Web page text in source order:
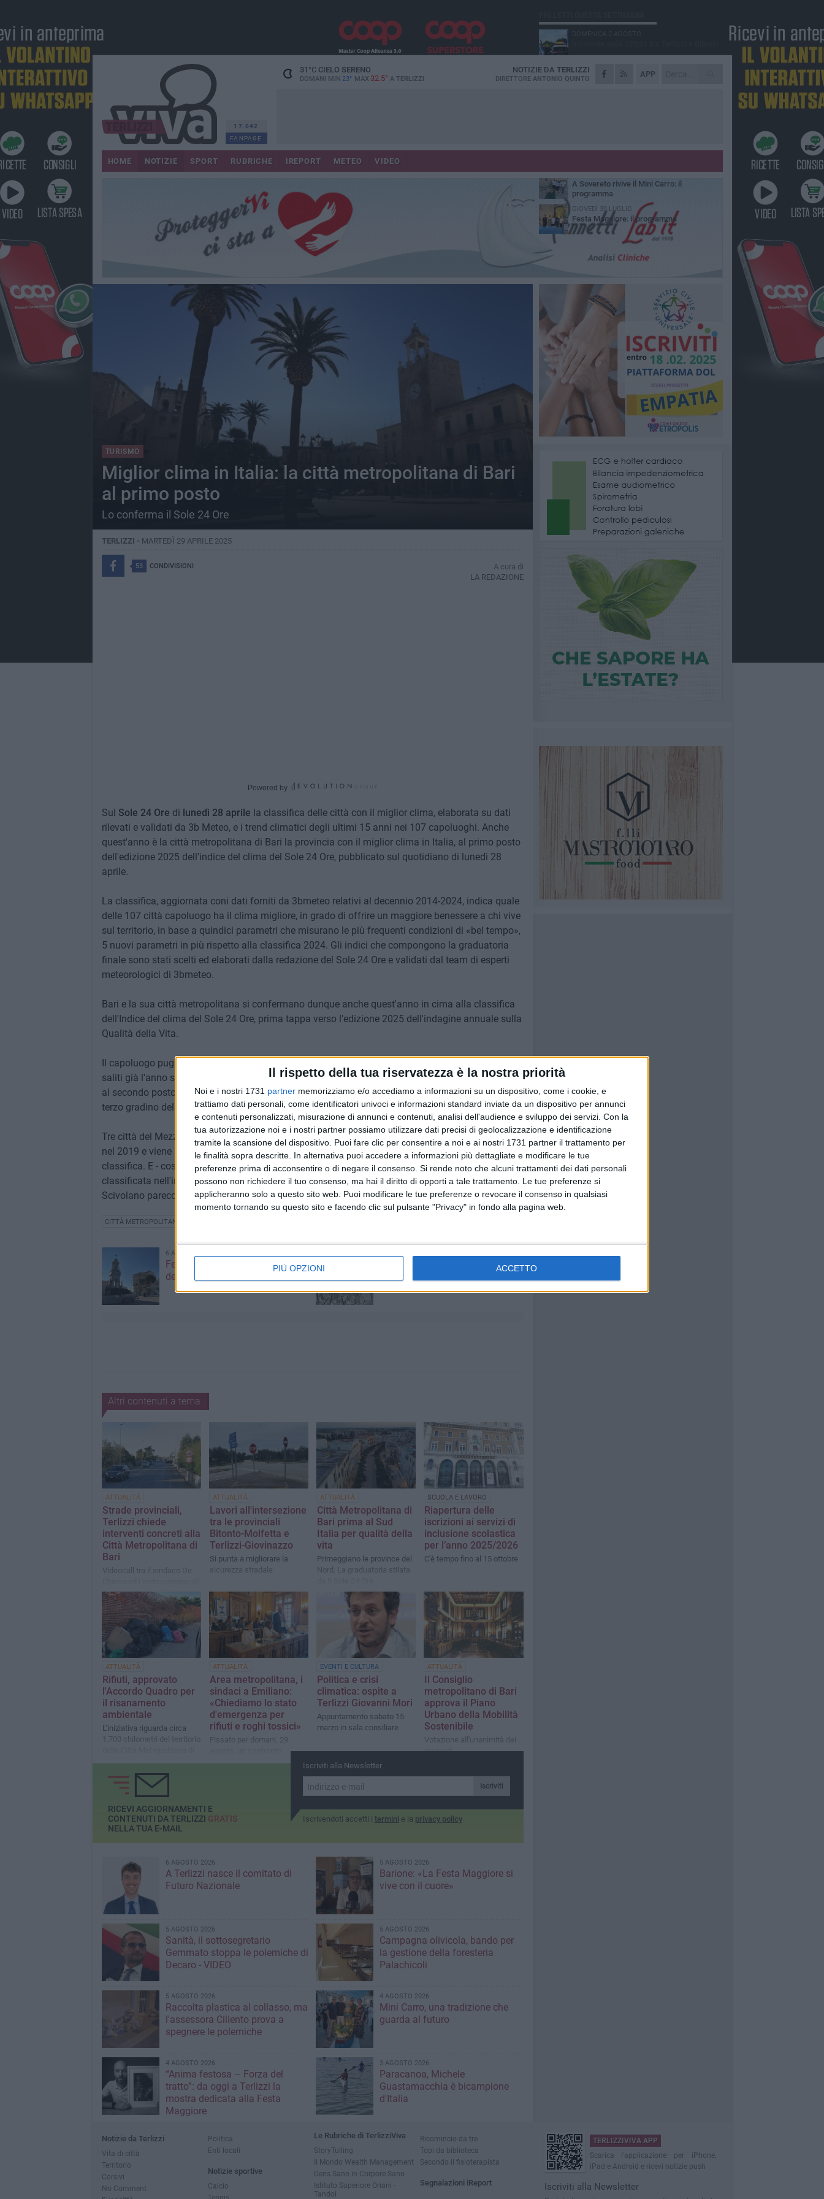
Il rispetto della tua riservatezza è la nostra priorità
Noi e i nostri 1731 partner memorizziamo e/o accediamo a informazioni su un dispositivo, come i cookie, e
trattiamo dati personali, come identificatori univoci e informazioni standard inviate da un dispositivo per annunci
e contenuti personalizzati, misurazione di annunci e contenuti, analisi dell'audience e sviluppo dei servizi. Con la
tua autorizzazione noi e i nostri partner possiamo utilizzare dati precisi di geolocalizzazione e identificazione
tramite la scansione del dispositivo. Puoi fare clic per consentire a noi e ai nostri 1731 partner il trattamento per
le finalità sopra descritte. In alternativa puoi accedere a informazioni più dettagliate e modificare le tue
preferenze prima di acconsentire o di negare il consenso. Si rende noto che alcuni trattamenti dei dati personali
possono non richiedere il tuo consenso, ma hai il diritto di opporti a tale trattamento. Le tue preferenze si
applicheranno solo a questo sito web. Puoi modificare le tue preferenze o revocare il consenso in qualsiasi
momento tornando su questo sito e facendo clic sul pulsante "Privacy" in fondo alla pagina web.
PIÙ OPZIONI ACCETTO
17.042
FANPAGE
31 °CCIELO SERENO
DOMANI MIN 23° MAX 32.5° A TERLIZZI
APP
NOTIZIE DA TERLIZZI
DIRETTORE ANTONIO QUINTO
HOME NOTIZIE SPORT RUBRICHE IREPORT METEO VIDEO
TURISMO
Miglior clima in Italia: la città metropolitana di Bari
al primo posto
Lo conferma il Sole 24 Ore
TERLIZZI - MARTEDÌ 29 APRILE 2025
53 CONDIVISIONI
A cura di
LA REDAZIONE
Powered by
Sul Sole 24 Ore di lunedì 28 aprile la classifica delle città con il miglior clima, elaborata su dati
rilevati e validati da 3b Meteo, e i trend climatici degli ultimi 15 anni nei 107 capoluoghi. Anche
quest'anno è la città metropolitana di Bari la provincia con il miglior clima in Italia, al primo posto
dell'edizione 2025 dell'indice del clima del Sole 24 Ore, pubblicato sul quotidiano di lunedì 28
aprile.
La classifica, aggiornata coni dati forniti da 3bmeteo relativi al decennio 2014-2024, indica quale
delle 107 città capoluogo ha il clima migliore, in grado di offrire un maggiore benessere a chi vive
sul territorio, in base a quindici parametri che misurano le più frequenti condizioni di «bel tempo»,
5 nuovi parametri in più rispetto alla classifica 2024. Gli indici che compongono la graduatoria
finale sono stati scelti ed elaborati dalla redazione del Sole 24 Ore e validati dal team di esperti
meteorologici di 3bmeteo.
Bari e la sua città metropolitana si confermano dunque anche quest'anno in cima alla classifica
dell'Indice del clima del Sole 24 Ore, prima tappa verso l'edizione 2025 dell'indagine annuale sulla
Qualità della Vita.
Il capoluogo pugliese e la sua ex provincia si piazzano sul primo gradino del podio, dove erano
saliti già l'anno scorso, seguiti da due territori della costa Adriatica: la vicina Barletta Andria Trani,
al secondo posto (i dati sono riferiti alla performance media dei tre capoluoghi), e Pescara sul
terzo gradino del podio.
Tre città del Mezzogiorno, per la prima volta dalla pubblicazione dell'indagine (che ha debuttato
nel 2019 e viene aggiornata ogni anno al decennio più recente), occupano tutto il podio della
classifica. E - cosa, questa, più consueta - regnano sulla top 10, dove figurano anche Enna (prima
classificata nell'indice di calore), Chieti e Catanzaro.
Scivolano parecchio in basso Foggia e Lecce, che pagano la prolungata siccità.
CITTÀ METROPOLITANA
6 AGOSTO 2026
Festa Maggiore, il programma
del 6 agosto
Riqualificazione Mercato Lioy, a
Terlizzi arriva un milione e
mezzo di euro
Altri contenuti a tema
ATTUALITÀ
Strade provinciali,
Terlizzi chiede
interventi concreti alla
Città Metropolitana di
Bari
Videocall tra il sindaco De
ATTUALITÀ
Lavori all'intersezione
tra le provinciali
Bitonto-Molfetta e
Terlizzi-Giovinazzo
Si punta a migliorare la
sicurezza stradale
ATTUALITÀ
Città Metropolitana di
Bari prima al Sud
Italia per qualità della
vita
Primeggiano le province del
Nord. La graduatoria stilata
SCUOLA E LAVORO
Riapertura delle
iscrizioni ai servizi di
inclusione scolastica
per l’anno 2025/2026
C'è tempo fino al 15 ottobre
ATTUALITÀ
Rifiuti, approvato
l'Accordo Quadro per
il risanamento
ambientale
L’iniziativa riguarda circa
1.700 chilometri del territorio
Bari
ATTUALITÀ
Area metropolitana, i
sindaci a Emiliano:
«Chiediamo lo stato
d'emergenza per
rifiuti e roghi tossici»
Fissato per domani, 29
tecnico-operativo per la
EVENTI E CULTURA
Politica e crisi
climatica: ospite a
Terlizzi Giovanni Mori
Appuntamento sabato 15
marzo in sala consiliare
ATTUALITÀ
Il Consiglio
metropolitano di Bari
approva il Piano
Urbano della Mobilità
Sostenibile
Votazione all'unanimità dei
presenti
Iscriviti alla Newsletter
Iscriviti
Iscrivendoti accetti i termini e la privacy policy
RICEVI AGGIORNAMENTI E
CONTENUTI DA TERLIZZI GRATIS
NELLA TUA E-MAIL
6 AGOSTO 2026
A Terlizzi nasce il comitato di
Futuro Nazionale
5 AGOSTO 2026
Barione: «La Festa Maggiore si
vive con il cuore»
5 AGOSTO 2026
Sanità, il sottosegretario
Gemmato stoppa le polemiche di
Decaro - VIDEO
5 AGOSTO 2026
Campagna olivicola, bando per
la gestione della foresteria
Palachicoli
5 AGOSTO 2026
Raccolta plastica al collasso, ma
l'assessora Ciliento prova a
spegnere le polemiche
4 AGOSTO 2026
Mini Carro, una tradizione che
guarda al futuro
4 AGOSTO 2026
“Anima festosa – Forza del
tratto”: da oggi a Terlizzi la
mostra dedicata alla Festa
Maggiore
3 AGOSTO 2026
Paracanoa, Michele
Guastamacchia è bicampione
d'Italia
LUNEDÌ 3 AGOSTO
Gatto senza vita sul marciapiede: macabro
I timonieri incontrano i più piccoli: la
SABATO 1 AGOSTO
A Sovereto rivive il Mini Carro: il
programma
GIOVEDÌ 30 LUGLIO
Festa Maggiore: il programma
Notizie da Terlizzi
Vita di città
Territorio
Corsivi
No Comment
Politica
Enti locali
Notizie sportive
Calcio
Le Rubriche di TerlizziViva
StoryTulling
Il Mondo Wealth Management
Dens Sano in Corpore Sano
Istituto Superiore Oriani -
Tandoi
Ricomincio da tre
Topi da biblioteca
Secondo il fisioterapista
Segnalazioni iReport
TERLIZZIVIVA APP
Scarica l'applicazione per iPhone,
iPad e Android e ricevi notizie push
Iscriviti alla Newsletter